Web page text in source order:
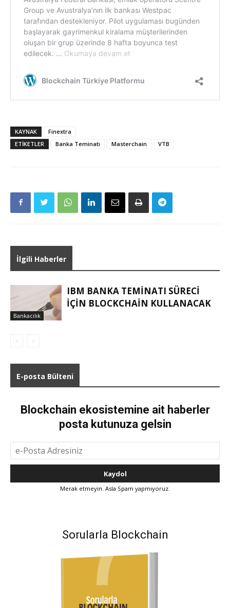
KAYNAK
Finextra
ETIKETLER
Banka Teminatı Masterchain VTB
İlgili Haberler
Bankacılık
IBM BANKA TEMINATI SÜRECI
IÇIN BLOCKCHAIN KULLANACAK
E-posta Bülteni
Blockchain ekosistemine ait haberler
posta kutunuza gelsin
Merak etmeyin. Asla Spam yapmıyoruz.
Sorularla Blockchain